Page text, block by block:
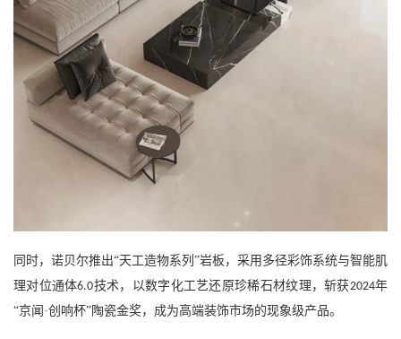
同时，诺贝尔推出“天工造物系列”岩板，采用多径彩饰系统与智能肌
理对位通体6.0技术，以数字化工艺还原珍稀石材纹理，斩获2024年
“京闻·创响杯”陶瓷金奖，成为高端装饰市场的现象级产品。